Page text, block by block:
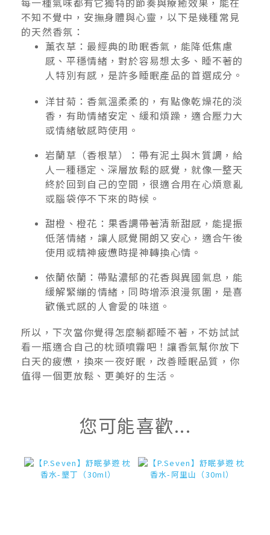
不知不覺中，安撫身體與心靈，以下是幾種常見
的天然香氛：
薰衣草：最經典的助眠香氣，能降低焦慮
感、平穩情緒，對於容易想太多、睡不著的
人特別有感，是許多睡眠產品的首選成分。
洋甘菊：香氣溫柔柔的，有點像乾燥花的淡
香，有助情緒安定、緩和煩躁，適合壓力大
或情緒敏感時使用。
岩蘭草（香根草）：帶有泥土與木質調，給
人一種穩定、深層放鬆的感覺，就像一整天
終於回到自己的空間，很適合用在心煩意亂
或腦袋停不下來的時候。
甜橙、橙花：果香調帶著清新甜感，能提振
低落情緒，讓人感覺開朗又安心，適合午後
使用或精神疲憊時提神轉換心情。
依蘭依蘭：帶點濃郁的花香與異國氣息，能
緩解緊繃的情緒，同時增添浪漫氛圍，是喜
歡儀式感的人會愛的味道。
所以，下次當你覺得怎麼躺都睡不著，不妨試試
看一瓶適合自己的枕頭噴霧吧！讓香氣幫你放下
白天的疲憊，換來一夜好眠，改善睡眠品質，你
值得一個更放鬆、更美好的生活。
您可能喜歡...